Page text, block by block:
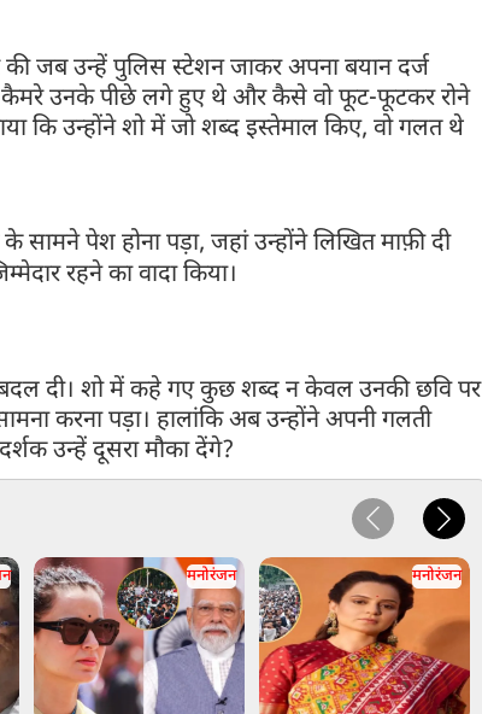
की जब उन्हें पुलिस स्टेशन जाकर अपना बयान दर्ज
के कैमरे उनके पीछे लगे हुए थे और कैसे वो फूट-फूटकर रोने
कि उन्होंने शो में जो शब्द इस्तेमाल किए, वो गलत थे
सामने पेश होना पड़ा, जहां उन्होंने लिखित माफ़ी दी
रहने का वादा किया।
दी। शो में कहे गए कुछ शब्द न केवल उनकी छवि पर
करना पड़ा। हालांकि अब उन्होंने अपनी गलती
उन्हें दूसरा मौका देंगे?
मनोरंजन मनोरंजन